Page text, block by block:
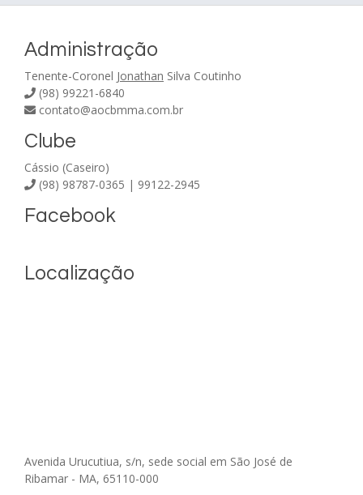
Administração
Tenente-Coronel Jonathan Silva Coutinho
(98) 99221-6840
contato@aocbmma.com.br
Clube
Cássio (Caseiro)
(98) 98787-0365 | 99122-2945
Facebook
Localização
Avenida Urucutiua, s/n, sede social em São José de
Ribamar - MA, 65110-000